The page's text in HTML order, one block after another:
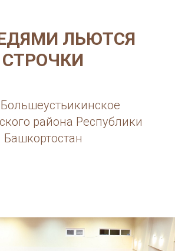
ЛЬЮТСЯ
СТРОЧКИ
района Республики
Башкортостан